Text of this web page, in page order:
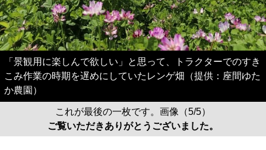
「景観用に楽しんで欲しい」と思って、トラクターでのすき
こみ作業の時期を遅めにしていたレンゲ畑（提供：座間ゆた
か農園）
これが最後の一枚です。画像（5/5）
ご覧いただきありがとうございました。